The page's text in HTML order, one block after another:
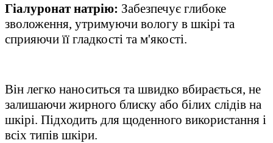
Гіалуронат натрію: Забезпечує глибоке
зволоження, утримуючи вологу в шкірі та
сприяючи її гладкості та м'якості.
Він легко наноситься та швидко вбирається, не
залишаючи жирного блиску або білих слідів на
шкірі. Підходить для щоденного використання і
всіх типів шкіри.